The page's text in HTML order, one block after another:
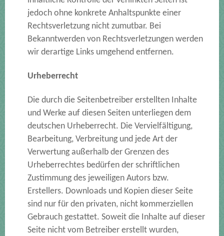
jedoch ohne konkrete Anhaltspunkte einer
Rechtsverletzung nicht zumutbar. Bei
Bekanntwerden von Rechtsverletzungen werden
wir derartige Links umgehend entfernen.
Urheberrecht
Die durch die Seitenbetreiber erstellten Inhalte
und Werke auf diesen Seiten unterliegen dem
deutschen Urheberrecht. Die Vervielfältigung,
Bearbeitung, Verbreitung und jede Art der
Verwertung außerhalb der Grenzen des
Urheberrechtes bedürfen der schriftlichen
Zustimmung des jeweiligen Autors bzw.
Erstellers. Downloads und Kopien dieser Seite
sind nur für den privaten, nicht kommerziellen
Gebrauch gestattet. Soweit die Inhalte auf dieser
Seite nicht vom Betreiber erstellt wurden,